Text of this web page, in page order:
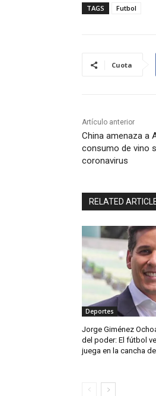
TAGS Futbol
Cuota
Artículo anterior
China amenaza a
consumo de vino
coronavirus
RELATED
Deportes
Jorge Giménez
del poder: El fútbol
juega en la cancha